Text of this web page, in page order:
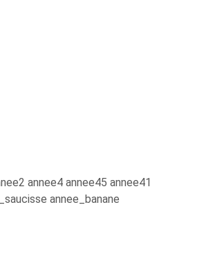
annee4 annee45 annee41
annee_banane